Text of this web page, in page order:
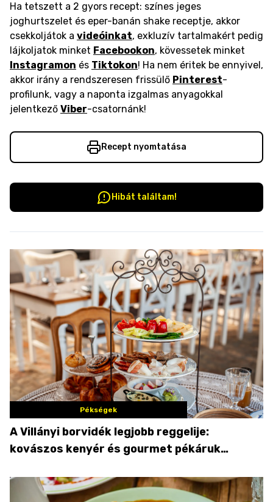
Ha tetszett a 2 gyors recept: színes jeges
joghurtszelet és eper-banán shake receptje, akkor
csekkoljátok a videóinkat, exkluzív tartalmakért pedig
lájkoljatok minket Facebookon, kövessetek minket
Instagramon és Tiktokon! Ha nem éritek be ennyivel,
akkor irány a rendszeresen frissülő Pinterest-
profilunk, vagy a naponta izgalmas anyagokkal
jelentkező Viber-csatornánk!
Recept nyomtatása
Hibát találtam!
Pékségek
A Villányi borvidék legjobb reggelije:
kovászos kenyér és gourmet pékáruk